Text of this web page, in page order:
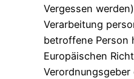
Vergessen
Verarbeitung
betroffene Person
Europäischen